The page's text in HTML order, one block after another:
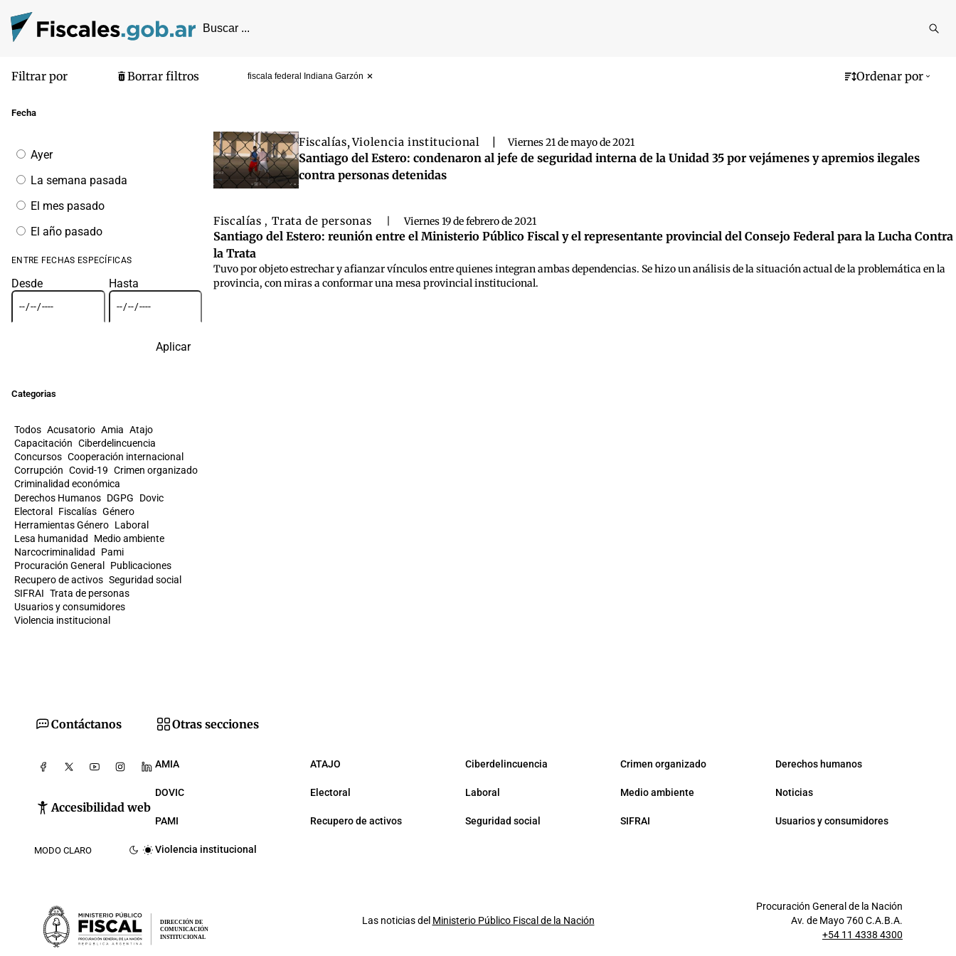
Filtrar por Borrar filtros fiscala federal Indiana Garzón Ordenar por
Fecha
Filtrar
por
fecha
Ayer
La semana pasada
El mes pasado
El año pasado
ENTRE FECHAS ESPECÍFICAS
Desde Hasta
Aplicar
Categorias
Todos Acusatorio Amia Atajo
Capacitación Ciberdelincuencia
Concursos Cooperación internacional
Corrupción Covid-19 Crimen organizado
Criminalidad económica
Derechos Humanos DGPG
Dovic
Electoral
Fiscalías Género
Herramientas Género Laboral
Lesa humanidad
Medio ambiente
Narcocriminalidad
Pami
Procuración General
Publicaciones
Recupero de activos Seguridad social
SIFRAI Trata de personas
Usuarios y consumidores
Violencia institucional
Fiscalías,Violencia institucional Viernes 21 de mayo de 2021
Santiago del Estero: condenaron al jefe de seguridad interna de la Unidad 35 por vejámenes y apremios ilegales
contra personas detenidas
Fiscalías , Trata de personas Viernes 19 de febrero de 2021
Santiago del Estero: reunión entre el Ministerio Público Fiscal y el representante provincial del Consejo Federal para la Lucha Contra
la Trata
Tuvo por objeto estrechar y afianzar vínculos entre quienes integran ambas dependencias. Se hizo un análisis de la situación actual de la problemática en la
provincia, con miras a conformar una mesa provincial institucional.
Contáctanos
Accesibilidad web
MODO CLARO
Otras secciones
AMIA ATAJO Ciberdelincuencia Crimen organizado Derechos humanos
DOVIC Electoral Laboral Medio ambiente Noticias
PAMI Recupero de activos Seguridad social SIFRAI Usuarios y consumidores
Violencia institucional
DIRECCIÓN DE
COMUNICACIÓN
INSTITUCIONAL
Las noticias del Ministerio Público Fiscal de la Nación
Procuración General de la Nación
Av. de Mayo 760 C.A.B.A.
+54 11 4338 4300